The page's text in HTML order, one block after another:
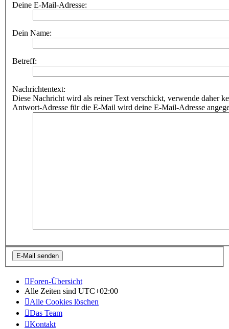
Deine E-Mail-Adresse:
Dein Name:
Betreff:
Nachrichtentext:
Diese Nachricht wird als reiner Text verschickt, verwende daher
Antwort-Adresse für die E-Mail wird deine E-Mail-Adresse
Foren-Übersicht
Alle Zeiten sind UTC+02:00
Alle Cookies löschen
Das Team
Kontakt